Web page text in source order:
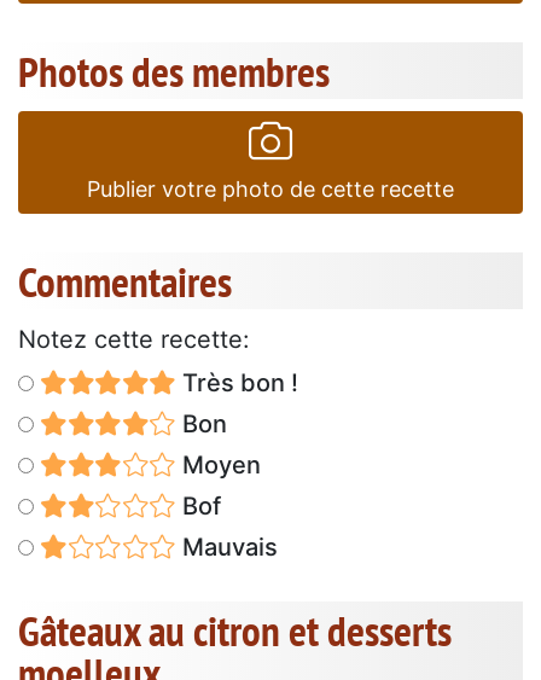
Photos des membres
Publier votre photo de cette recette
Commentaires
Notez cette recette:
Très bon !
Bon
Moyen
Bof
Mauvais
Gâteaux au citron et desserts